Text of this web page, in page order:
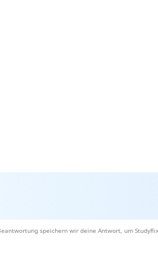
speichern wir deine Antwort, um